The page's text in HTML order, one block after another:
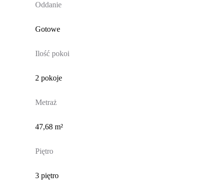
Oddanie
Gotowe
Ilość pokoi
2 pokoje
Metraż
47,68 m²
Piętro
3 piętro